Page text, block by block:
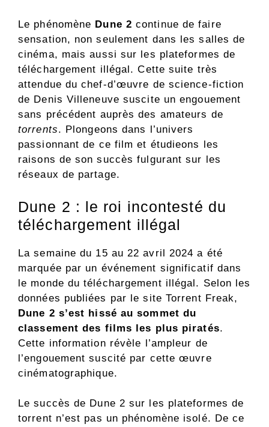
Le phénomène Dune 2 continue de faire
sensation, non seulement dans les salles de
cinéma, mais aussi sur les plateformes de
téléchargement illégal. Cette suite très
attendue du chef-d’œuvre de science-fiction
de Denis Villeneuve suscite un engouement
sans précédent auprès des amateurs de
torrents. Plongeons dans l’univers
passionnant de ce film et étudieons les
raisons de son succès fulgurant sur les
réseaux de partage.
Dune 2 : le roi incontesté du
téléchargement illégal
La semaine du 15 au 22 avril 2024 a été
marquée par un événement significatif dans
le monde du téléchargement illégal. Selon les
données publiées par le site Torrent Freak,
Dune 2 s’est hissé au sommet du
classement des films les plus piratés.
Cette information révèle l’ampleur de
l’engouement suscité par cette œuvre
cinématographique.
Le succès de Dune 2 sur les plateformes de
torrent n’est pas un phénomène isolé. De ce